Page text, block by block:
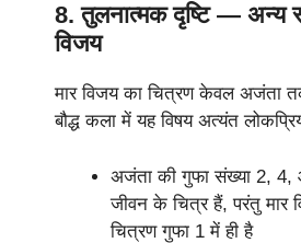
8. तुलनात्मक दृष्टि — अन्य
विजय
मार विजय का चित्रण केवल अजंता
बौद्ध कला में यह विषय अत्यंत
अजंता की गुफा संख्या 2, 4,
जीवन के चित्र हैं, परंतु मार
चित्रण गुफा 1 में ही है